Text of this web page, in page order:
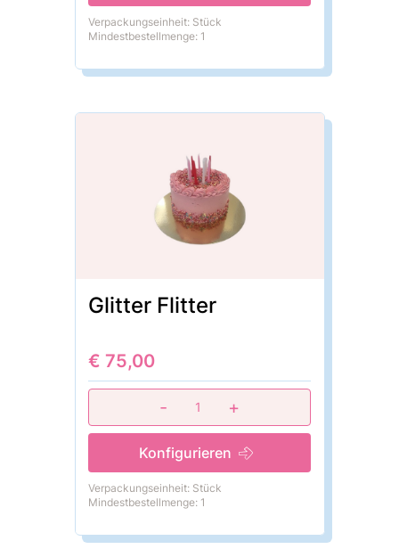
Verpackungseinheit: Stück
Mindestbestellmenge: 1
Glitter Flitter
€ 75,00
- 1 +
Konfigurieren
Verpackungseinheit: Stück
Mindestbestellmenge: 1